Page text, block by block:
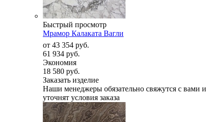
Быстрый просмотр
Мрамор Калаката Вагли
от 43 354 руб.
61 934 руб.
Экономия
18 580 руб.
Заказать изделие
Наши менеджеры обязательно свяжутся с вами и
уточнят условия заказа